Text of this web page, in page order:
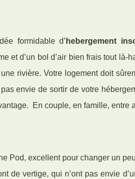
formidable d’ hebergement
et d’un bol d’air bien frais tout là-
rivière. Votre logement doit
envie de sortir de votre
En couple, en famille, entre
Pod, excellent pour changer un
de vertige, qui n’ont pas envie